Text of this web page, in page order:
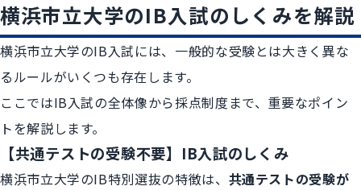
横浜市立大学のIB入試のしくみを解説
横浜市立大学のIB入試には、一般的な受験とは大きく異な
るルールがいくつも存在します。
ここではIB入試の全体像から採点制度まで、重要なポイン
トを解説します。
【共通テストの受験不要】IB入試のしくみ
横浜市立大学のIB特別選抜の特徴は、 共通テストの受験が